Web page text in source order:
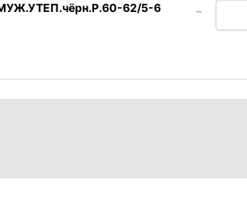
62/5-6 -